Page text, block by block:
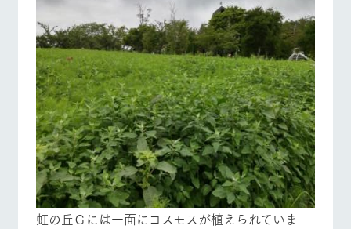
虹の丘Ｇには一面にコスモスが植えられていま